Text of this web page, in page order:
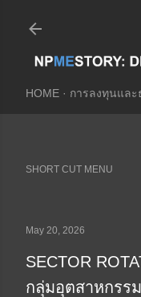
HOME การลงทุนแล
SHORT CUT MENU
May 20, 2026
SECTOR
กลุ่มอุตสาหกร